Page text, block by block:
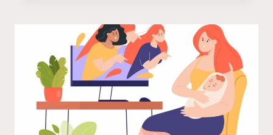
:
CROISÉS SUR
LES
PREMIERS
SIGNES
ET
L’ANNONCE
LA